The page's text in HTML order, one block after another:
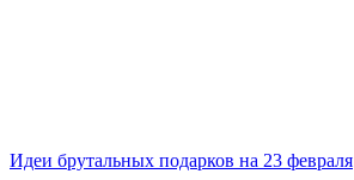
Идеи брутальных подарков на 23 февраля